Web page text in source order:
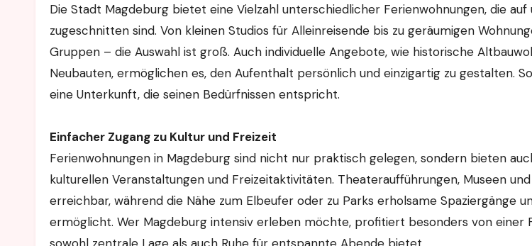
Die Stadt Magdeburg bietet eine Vielzahl unterschiedlicher Ferienwohnungen, die auf
zugeschnitten sind. Von kleinen Studios für Alleinreisende bis zu geräumigen
Gruppen – die Auswahl ist groß. Auch individuelle Angebote, wie historische
Neubauten, ermöglichen es, den Aufenthalt persönlich und einzigartig zu gestalten.
eine Unterkunft, die seinen Bedürfnissen entspricht.
Einfacher Zugang zu Kultur und Freizeit
Ferienwohnungen in Magdeburg sind nicht nur praktisch gelegen, sondern bieten
kulturellen Veranstaltungen und Freizeitaktivitäten. Theateraufführungen, Museen
erreichbar, während die Nähe zum Elbeufer oder zu Parks erholsame Spaziergänge
ermöglicht. Wer Magdeburg intensiv erleben möchte, profitiert besonders von einer